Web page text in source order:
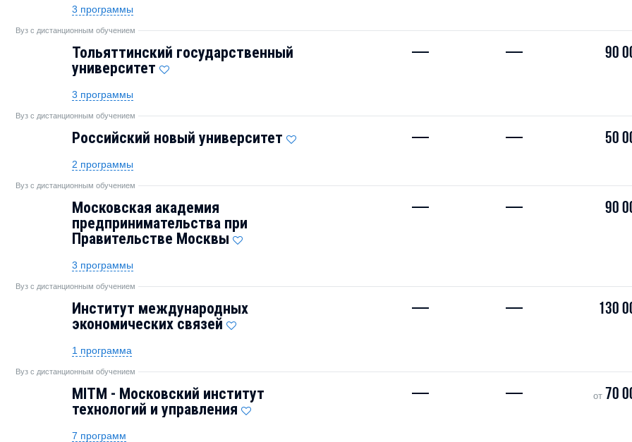
3 программы
Вуз с дистанционным обучением
Тольяттинский государственный
университет
— — 90
3 программы
Вуз с дистанционным обучением
Российский новый университет — — 50
2 программы
Вуз с дистанционным обучением
Московская академия
предпринимательства при
Правительстве Москвы
— — 90
3 программы
Вуз с дистанционным обучением
Институт международных
экономических связей
— — 130
1 программа
Вуз с дистанционным обучением
MITM - Московский институт
технологий и управления
— — от 70
7 программ